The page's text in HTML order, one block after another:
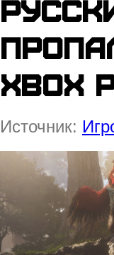
Xbox
Источник: